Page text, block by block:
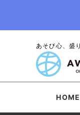
あそび心、盛
HOME